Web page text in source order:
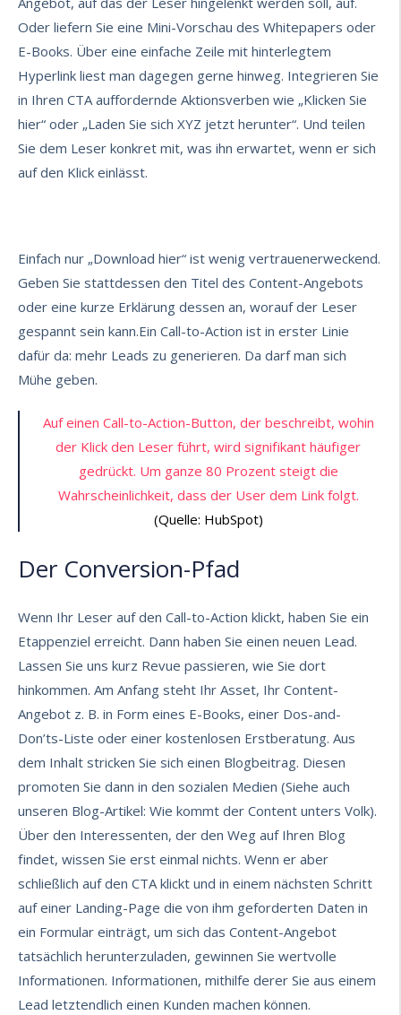
Oder liefern Sie eine Mini-Vorschau des Whitepapers oder
E-Books. Über eine einfache Zeile mit hinterlegtem
Hyperlink liest man dagegen gerne hinweg. Integrieren Sie
in Ihren CTA auffordernde Aktionsverben wie „Klicken Sie
hier“ oder „Laden Sie sich XYZ jetzt herunter“. Und teilen
Sie dem Leser konkret mit, was ihn erwartet, wenn er sich
auf den Klick einlässt.
Einfach nur „Download hier“ ist wenig vertrauenerweckend.
Geben Sie stattdessen den Titel des Content-Angebots
oder eine kurze Erklärung dessen an, worauf der Leser
gespannt sein kann.Ein Call-to-Action ist in erster Linie
dafür da: mehr Leads zu generieren. Da darf man sich
Mühe geben.
Auf einen Call-to-Action-Button, der beschreibt, wohin
der Klick den Leser führt, wird signifikant häufiger
gedrückt. Um ganze 80 Prozent steigt die
Wahrscheinlichkeit, dass der User dem Link folgt.
(Quelle: HubSpot)
Der Conversion-Pfad
Wenn Ihr Leser auf den Call-to-Action klickt, haben Sie ein
Etappenziel erreicht. Dann haben Sie einen neuen Lead.
Lassen Sie uns kurz Revue passieren, wie Sie dort
hinkommen. Am Anfang steht Ihr Asset, Ihr Content-
Angebot z. B. in Form eines E-Books, einer Dos-and-
Don’ts-Liste oder einer kostenlosen Erstberatung. Aus
dem Inhalt stricken Sie sich einen Blogbeitrag. Diesen
promoten Sie dann in den sozialen Medien (Siehe auch
unseren Blog-Artikel: Wie kommt der Content unters Volk).
Über den Interessenten, der den Weg auf Ihren Blog
findet, wissen Sie erst einmal nichts. Wenn er aber
schließlich auf den CTA klickt und in einem nächsten Schritt
auf einer Landing-Page die von ihm geforderten Daten in
ein Formular einträgt, um sich das Content-Angebot
tatsächlich herunterzuladen, gewinnen Sie wertvolle
Informationen. Informationen, mithilfe derer Sie aus einem
Lead letztendlich einen Kunden machen können.